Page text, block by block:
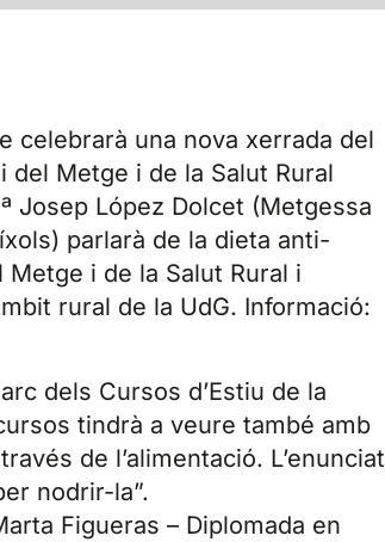
celebrarà una nova xerrada del
del Metge i de la Salut Rural
Josep López Dolcet (Metgessa
parlarà de la dieta anti-
Metge i de la Salut Rural i
rural de la UdG. Informació:
dels Cursos d’Estiu de la
tindrà a veure també amb
de l’alimentació. L’enunciat
nodrir-la”.
Figueras – Diplomada en